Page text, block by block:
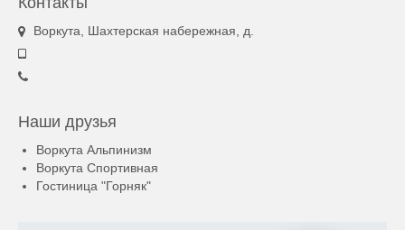
Воркута, Шахтерская набережная, д.
Наши друзья
Воркута Альпинизм
Воркута Спортивная
Гостиница "Горняк"